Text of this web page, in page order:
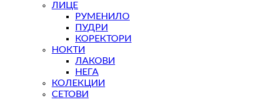
ЛИЦЕ
РУМЕНИЛО
ПУДРИ
КОРЕКТОРИ
НОКТИ
ЛАКОВИ
НЕГА
КОЛЕКЦИИ
СЕТОВИ